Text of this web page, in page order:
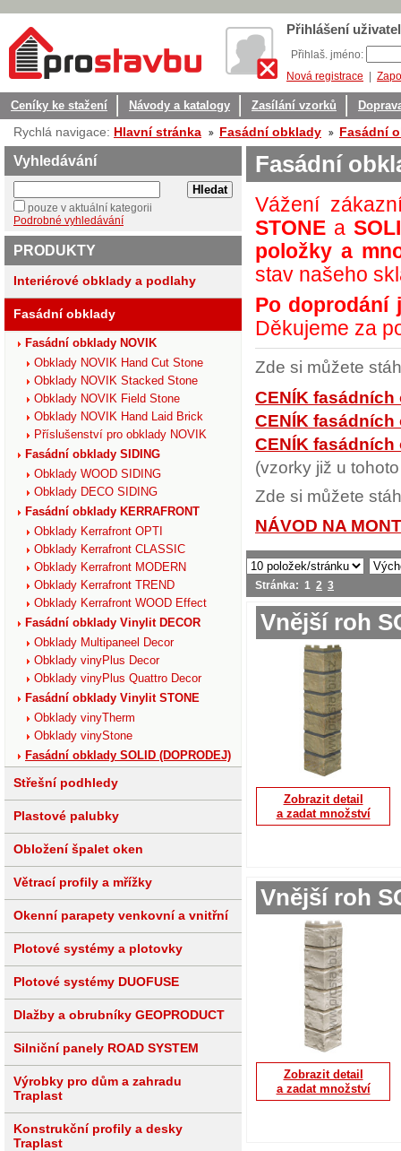
Fasádní
Vážení
STONE a
položky a
stav našeho
Po doprodání
Děkujeme za
Zde si můžete
CENÍK fasádních
CENÍK fasádních
CENÍK fasádních
(vzorky již u
Zde si můžete
NÁVOD NA
Stránka: 1 2 3
Vnější roh
Zobrazit detail
a zadat množství
Vnější roh
Zobrazit detail
a zadat množství
Vyhledávání
pouze v aktuální kategorii
Podrobné vyhledávání
PRODUKTY
Interiérové obklady a podlahy
Fasádní obklady
Fasádní obklady NOVIK
Obklady NOVIK Hand Cut Stone
Obklady NOVIK Stacked Stone
Obklady NOVIK Field Stone
Obklady NOVIK Hand Laid Brick
Příslušenství pro obklady NOVIK
Fasádní obklady SIDING
Obklady WOOD SIDING
Obklady DECO SIDING
Fasádní obklady KERRAFRONT
Obklady Kerrafront OPTI
Obklady Kerrafront CLASSIC
Obklady Kerrafront MODERN
Obklady Kerrafront TREND
Obklady Kerrafront WOOD Effect
Fasádní obklady Vinylit DECOR
Obklady Multipaneel Decor
Obklady vinyPlus Decor
Obklady vinyPlus Quattro Decor
Fasádní obklady Vinylit STONE
Obklady vinyTherm
Obklady vinyStone
Fasádní obklady SOLID (DOPRODEJ)
Střešní podhledy
Plastové palubky
Obložení špalet oken
Větrací profily a mřížky
Okenní parapety venkovní a vnitřní
Plotové systémy a plotovky
Plotové systémy DUOFUSE
Dlažby a obrubníky GEOPRODUCT
Silniční panely ROAD SYSTEM
Výrobky pro dům a zahradu
Traplast
Konstrukční profily a desky
Traplast
Rychlá navigace: Hlavní stránka Fasádní obklady Fasádní
Ceníky ke stažení Návody a katalogy Zasílání vzorků
Přihlášení
Přihlaš. jméno:
Nová registrace